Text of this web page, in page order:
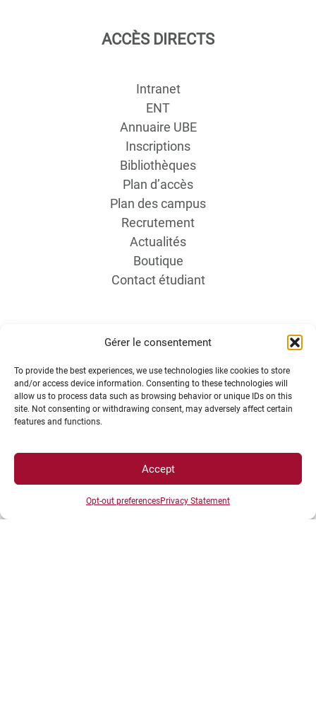
Gérer le consentement
To provide the best experiences, we use technologies like cookies to store
and/or access device information. Consenting to these technologies will
allow us to process data such as browsing behavior or unique IDs on this
site. Not consenting or withdrawing consent, may adversely affect certain
features and functions.
Accept
Opt-out preferencesPrivacy Statement
ACCÈS DIRECTS
Intranet
ENT
Annuaire UBE
Inscriptions
Bibliothèques
Plan d’accès
Plan des campus
Recrutement
Actualités
Boutique
Contact étudiant
INFORMATIONS LÉGALES
Plan d’accès des campus
Mentions légales
Données personnelles et gestion des cookies
Gérer mes cookies